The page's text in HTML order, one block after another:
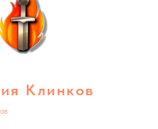
Клинков